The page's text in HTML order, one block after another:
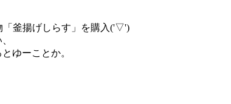
「釜揚げしらす」を購入('▽')
ゆーことか。